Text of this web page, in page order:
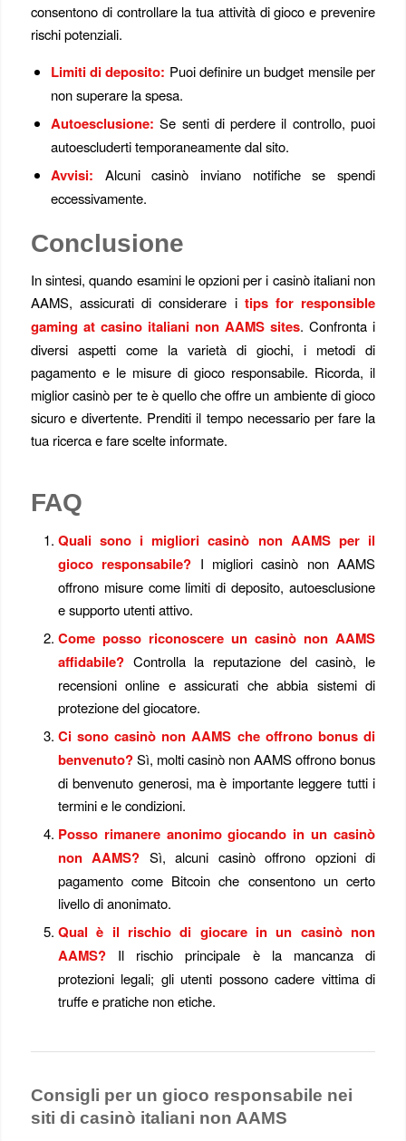
consentono di controllare la tua attività di gioco e prevenire
rischi potenziali.
Limiti di deposito: Puoi definire un budget mensile per
non superare la spesa.
Autoesclusione: Se senti di perdere il controllo, puoi
autoescluderti temporaneamente dal sito.
Avvisi: Alcuni casinò inviano notifiche se spendi
eccessivamente.
Conclusione
In sintesi, quando esamini le opzioni per i casinò italiani non
AAMS, assicurati di considerare i tips for responsible
gaming at casino italiani non AAMS sites. Confronta i
diversi aspetti come la varietà di giochi, i metodi di
pagamento e le misure di gioco responsabile. Ricorda, il
miglior casinò per te è quello che offre un ambiente di gioco
sicuro e divertente. Prenditi il tempo necessario per fare la
tua ricerca e fare scelte informate.
FAQ
Quali sono i migliori casinò non AAMS per il
gioco responsabile? I migliori casinò non AAMS
offrono misure come limiti di deposito, autoesclusione
e supporto utenti attivo.
Come posso riconoscere un casinò non AAMS
affidabile?Controlla la reputazione del casinò, le
recensioni online e assicurati che abbia sistemi di
protezione del giocatore.
Ci sono casinò non AAMS che offrono bonus di
benvenuto?Sì, molti casinò non AAMS offrono bonus
di benvenuto generosi, ma è importante leggere tutti i
termini e le condizioni.
Posso rimanere anonimo giocando in un casinò
non AAMS? Sì, alcuni casinò offrono opzioni di
pagamento come Bitcoin che consentono un certo
livello di anonimato.
Qual è il rischio di giocare in un casinò non
AAMS?Il rischio principale è la mancanza di
protezioni legali; gli utenti possono cadere vittima di
truffe e pratiche non etiche.
Consigli per un gioco responsabile nei
siti di casinò italiani non AAMS